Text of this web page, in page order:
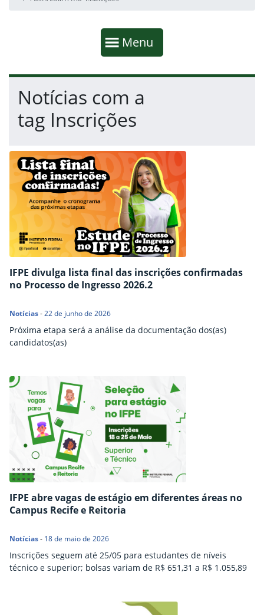
Mostrar
Menu
Fim da navegação
Início do conteúdo
Notícias com a
tag Inscrições
IFPE divulga lista final das inscrições confirmadas
no Processo de Ingresso 2026.2
Notícias-22 de junho de 2026
Próxima etapa será a análise da documentação dos(as)
candidatos(as)
IFPE abre vagas de estágio em diferentes áreas no
Campus Recife e Reitoria
Notícias- 18 de maio de 2026
Inscrições seguem até 25/05 para estudantes de níveis
técnico e superior; bolsas variam de R$ 651,31 a R$ 1.055,89